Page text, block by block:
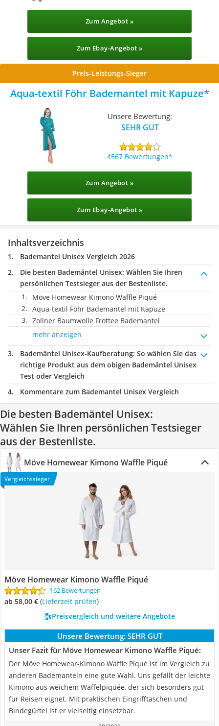
Zum Angebot »
Zum Ebay-Angebot »
Preis-Leistungs-Sieger
Aqua-textil Föhr Bademantel mit Kapuze
Unsere Bewertung:
SEHR GUT
4567 Bewertungen
Zum Angebot »
Zum Ebay-Angebot »
Inhaltsverzeichnis
Bademantel Unisex Vergleich 2026
Die besten Bademäntel Unisex: Wählen Sie Ihren
persönlichen Testsieger aus der Bestenliste.
Möve Homewear Kimono Waffle Piqué
Aqua-textil Föhr Bademantel mit Kapuze
Zollner Baumwolle Frottee Bademantel
mehr anzeigen
Bademäntel Unisex-Kaufberatung: So wählen Sie das
richtige Produkt aus dem obigen Bademäntel Unisex
Test oder Vergleich
Kommentare zum Bademantel Unisex Vergleich
Die besten Bademäntel Unisex:
Wählen Sie Ihren persönlichen Testsieger
aus der Bestenliste.
Möve Homewear Kimono Waffle Piqué
Vergleichssieger
Möve Homewear Kimono Waffle Piqué
162 Bewertungen
ab 58,00 € (Lieferzeit prüfen)
Preisvergleich und weitere Angebote
Unsere Bewertung: SEHR GUT
Unser Fazit für Möve Homewear Kimono Waffle Piqué:
Der Möve Homewear-Kimono Waffle Piqué ist im Vergleich zu
anderen Bademanteln eine gute Wahl. Uns gefällt der leichte
Kimono aus weichem Waffelpiquée, der sich besonders gut
für Reisen eignet. Mit praktischen Eingrifftaschen und
Bindegürtel ist er vielseitig einsetzbar.